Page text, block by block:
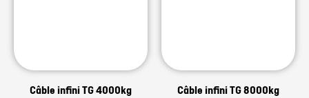
Câble infini TG 4000kg Câble infini TG 8000kg